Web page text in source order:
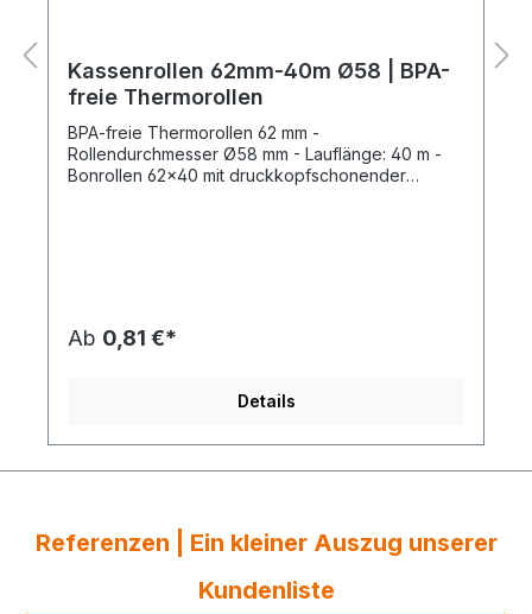
Kassenrollen 62mm-40m Ø58 | BPA-
freie Thermorollen
BPA-freie Thermorollen 62 mm -
Rollendurchmesser Ø58 mm - Lauflänge: 40 m -
Bonrollen 62x40 mit druckkopfschonender
Geeignet für alle gängigen Kassensysteme
bezieht sich jeweils auf 1 BPA-freie Thermorolle
62 mm mit Ø58 mm Rollendurchmesser Vorteile
Kassensysteme mit breiterem Druckformat.
passt in viele Kassensysteme. Die
druckkopfschonende Papierstruktur verlängert
die Lebensdauer Ihrer Geräte. Eine saubere
Druckqualität sorgt für gut lesbare Bons. 10 Jahre
Ab 0,81 €*
Details
Referenzen | Ein kleiner Auszug unserer
Kundenliste